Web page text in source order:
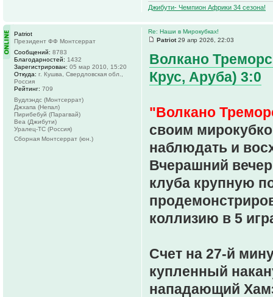
Джибути- Чемпион Африки 34 сезона!
Re: Наши в Мирокубках!
Patriot29 апр 2026, 22:03
Волкано
Крус, Аруба) 3:0
"Волкано
своим
наблюдать и
Вчерашний
клуба крупную
коллизию в 5
Счет на 27-й
купленный
нападающий
Patriot
Президент ФФ Монтсеррат
Сообщений: 8783
Благодарностей: 1432
Зарегистрирован: 05 мар 2010, 15:20
Откуда: г. Кушва, Свердловская обл.,
Россия
Рейтинг: 709
Вудлэндс (Монтсеррат)
Джхапа (Непал)
Пирибебуй (Парагвай)
Веа (Джибути)
Уралец-ТС (Россия)
Сборная Монтсеррат (юн.)